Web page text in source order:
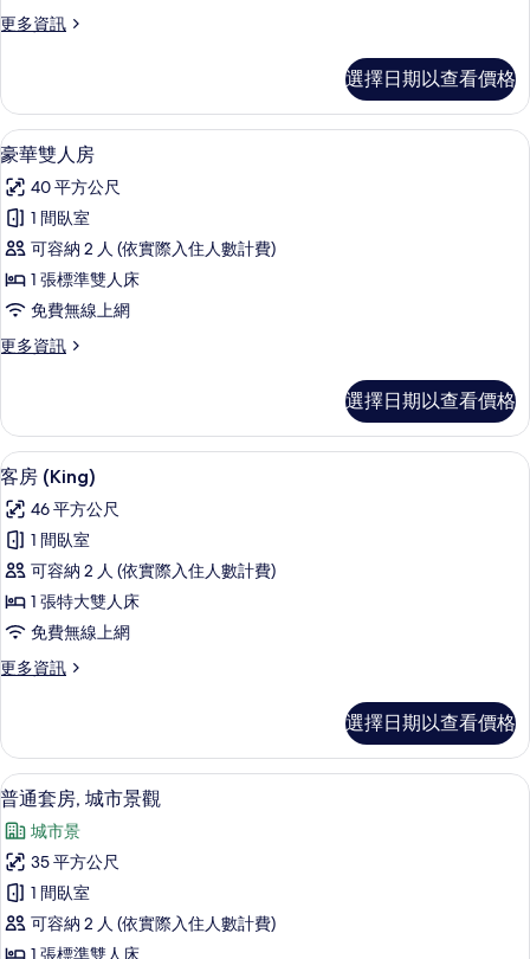
房
所
有
相
片
更多資訊
更
雙
床
房
詳
情
選擇日期以查看價格
顯
示
豪
華
雙
人
的
有
相
片
豪華雙人房 | 書桌、遮光布/窗簾、免
9
豪華雙人房
40 平方公尺
1 間臥室
可容納 2 人 (依實際入住人數計費)
1 張標準雙人床
免費無線上網
更多資訊
更
雙
人
房
詳
情
選擇日期以查看價格
顯
示
客
房
(King)
的
所
有
片
客房 (King) | 書桌、遮光布/窗簾、免
11
客房 (King)
46 平方公尺
1 間臥室
可容納 2 人 (依實際入住人數計費)
1 張特大雙人床
免費無線上網
更多資訊
更
(King)
的
詳
情
選擇日期以查看價格
顯
示
普
通
套
房,
普通套房, 城市景觀 | 書桌、遮光布/
12
普通套房, 城市景觀
城市景
35 平方公尺
1 間臥室
可容納 2 人 (依實際入住人數計費)
1 張標準雙人床